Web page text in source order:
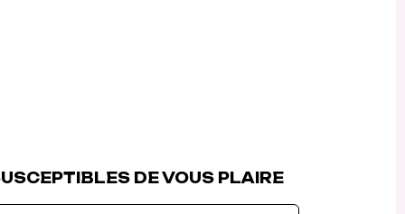
DE VOUS PLAIRE